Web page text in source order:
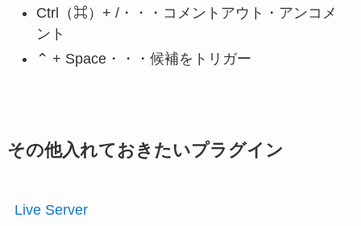
Ctrl（⌘）+ /・・・コメントアウト・アンコメ
ント
⌃ + Space・・・候補をトリガー
その他入れておきたいプラグイン
Live Server